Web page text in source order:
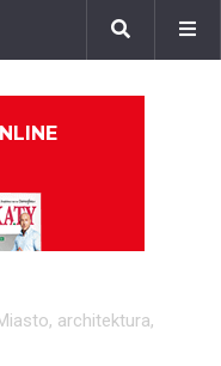
architektura,